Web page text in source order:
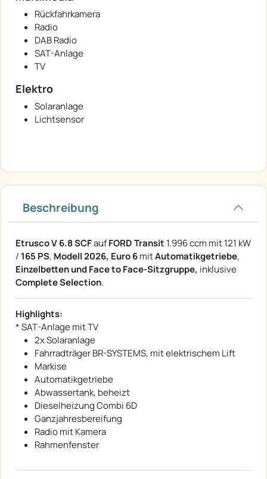
Rückfahrkamera
Radio
DAB Radio
SAT-Anlage
TV
Elektro
Solaranlage
Lichtsensor
Beschreibung
Etrusco V 6.8 SCFaufFORD Transit 1.996 ccm mit 121 kW
/ 165 PS, Modell 2026, Euro 6mitAutomatikgetriebe,
Einzelbetten und Face to Face-Sitzgruppe, inklusive
Complete Selection.
Highlights:
* SAT-Anlage mit TV
2x Solaranlage
Fahrradträger BR-SYSTEMS, mit elektrischem Lift
Markise
Automatikgetriebe
Abwassertank, beheizt
Dieselheizung Combi 6D
Ganzjahresbereifung
Radio mit Kamera
Rahmenfenster